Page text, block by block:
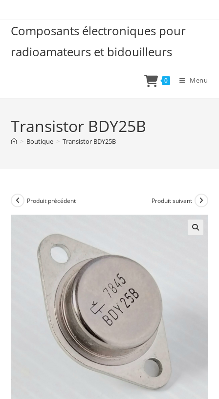
contentComposants électroniques pour
radioamateurs et bidouilleurs
0 Menu
Transistor BDY25B
> Boutique > Transistor BDY25B
Produit précédent Produit suivant